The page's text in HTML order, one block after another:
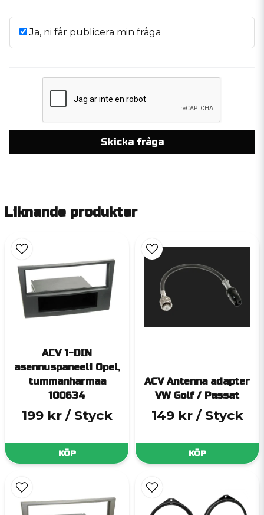
Ja, ni får publicera min fråga
Skicka fråga
Liknande produkter
ACV 1-DIN
asennuspaneeli Opel,
tummanharmaa
100634
199 kr / Styck
KÖP
ACV Antenna adapter
VW Golf / Passat
149 kr / Styck
KÖP